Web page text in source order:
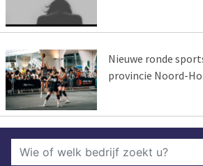
Nieuwe ronde
provincie Noord-